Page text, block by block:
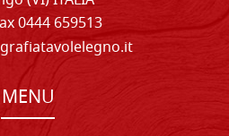
0444 659513
MENU